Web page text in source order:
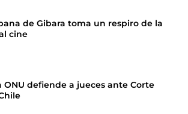
de Gibara toma un respiro de la
cine
ONU defiende a jueces ante Corte